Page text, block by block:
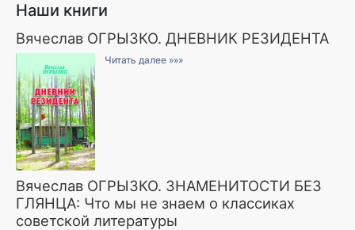
Наши книги
Вячеслав ОГРЫЗКО. ДНЕВНИК РЕЗИДЕНТА
Читать далее »»»
Вячеслав ОГРЫЗКО. ЗНАМЕНИТОСТИ БЕЗ
ГЛЯНЦА: Что мы не знаем о классиках
советской литературы